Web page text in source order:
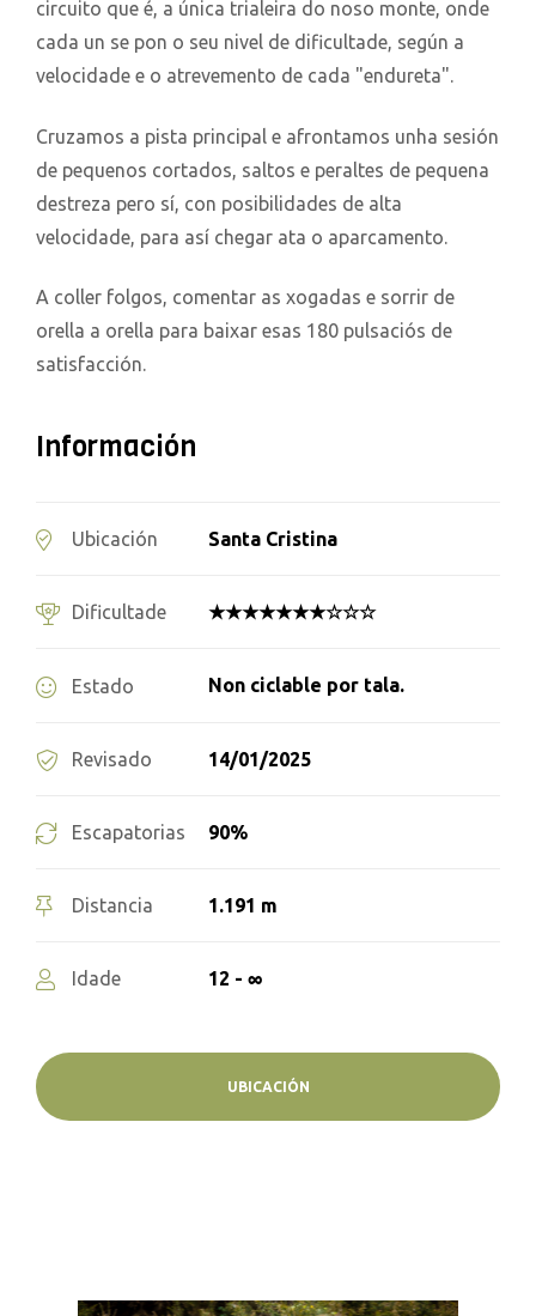
circuito que é, a única trialeira do noso monte, onde
cada un se pon o seu nivel de dificultade, según a
velocidade e o atrevemento de cada "endureta".
Cruzamos a pista principal e afrontamos unha sesión
de pequenos cortados, saltos e peraltes de pequena
destreza pero sí, con posibilidades de alta
velocidade, para así chegar ata o aparcamento.
A coller folgos, comentar as xogadas e sorrir de
orella a orella para baixar esas 180 pulsaciós de
satisfacción.
Información
Ubicación Santa Cristina
Dificultade ★★★★★★★☆☆☆
Estado Non ciclable por tala.
Revisado 14/01/2025
Escapatorias 90%
Distancia 1.191 m
Idade 12 - ∞
UBICACIÓN